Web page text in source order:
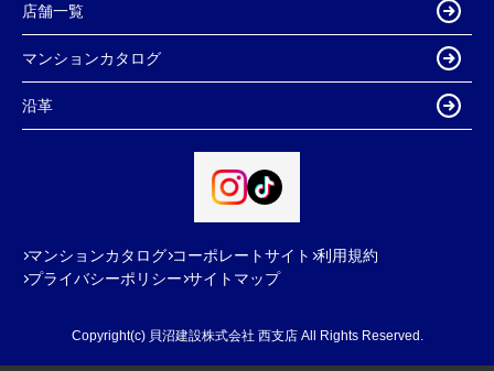
店舗一覧
マンションカタログ
沿革
マンションカタログ コーポレートサイト 利用規約
プライバシーポリシー サイトマップ
Copyright(c) 貝沼建設株式会社 西支店 All Rights Reserved.